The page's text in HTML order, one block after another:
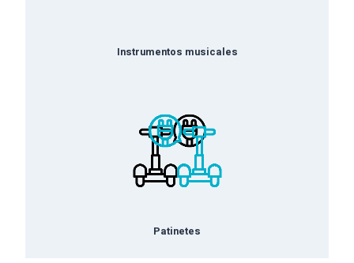
Instrumentos musicales
Patinetes